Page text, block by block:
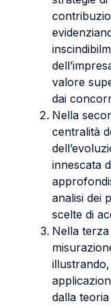
valore
dai
Nella
centralità
innescata
analisi dei
scelte di
Nella
dalla